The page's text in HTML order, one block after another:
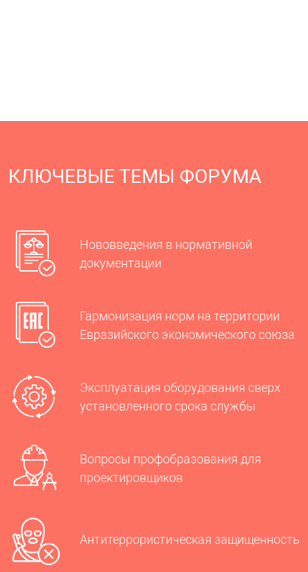
КЛЮЧЕВЫЕ ТЕМЫ ФОРУМА
Нововведения в нормативной
документации
Гармонизация норм на территории
Евразийского экономического союза
Эксплуатация оборудования сверх
установленного срока службы
Вопросы профобразования для
проектировщиков
Антитеррористическая защищенность